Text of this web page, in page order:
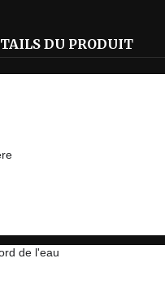
DU PRODUIT
de l'eau